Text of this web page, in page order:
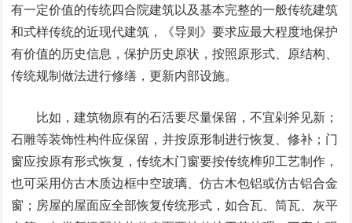
有一定价值的传统四合院建筑以及基本完整的一般传统建筑
和式样传统的近现代建筑，《导则》要求应最大程度地保护
有价值的历史信息，保护历史原状，按照原形式、原结构、
传统规制做法进行修缮，更新内部设施。
比如，建筑物原有的石活要尽量保留，不宜剁斧见新；
石雕等装饰性构件应保留，并按原形制进行恢复、修补；门
窗应按原有形式恢复，传统木门窗要按传统榫卯工艺制作，
也可采用仿古木质边框中空玻璃、仿古木包铝或仿古铝合金
窗；房屋的屋面应全部恢复传统形式，如合瓦、筒瓦、灰平